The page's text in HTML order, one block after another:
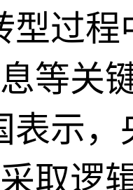
型过
等关
表示
取逻